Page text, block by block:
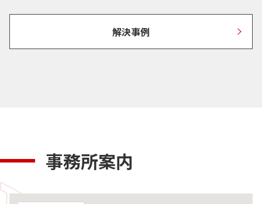
解決事例
事務所案内